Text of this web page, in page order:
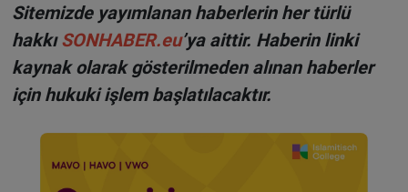
Sitemizde yayımlanan haberlerin her türlü
hakkıSONHABER.eu’ya aittir. Haberin linki
kaynak olarak gösterilmeden alınan haberler
için hukuki işlem başlatılacaktır.